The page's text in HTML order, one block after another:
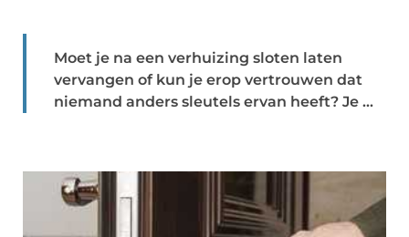
Moet je na een verhuizing sloten laten
vervangen of kun je erop vertrouwen dat
niemand anders sleutels ervan heeft? Je ...